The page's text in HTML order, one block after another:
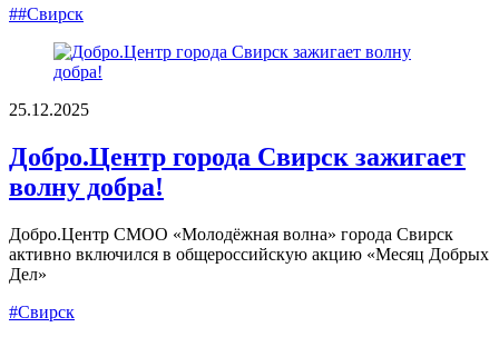
##Свирск
25.12.2025
Добро.Центр города Свирск зажигает
волну добра!
Добро.Центр СМОО «Молодёжная волна» города Свирск
активно включился в общероссийскую акцию «Месяц Добрых
Дел»
#Свирск